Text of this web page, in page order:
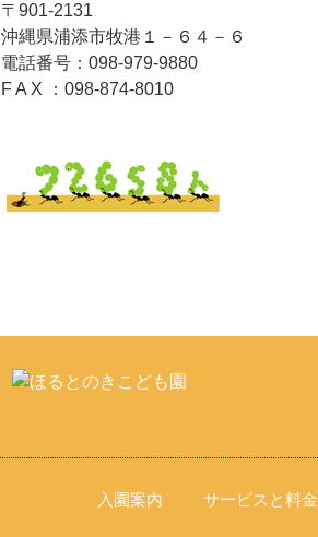
〒901-2131
沖縄県浦添市牧港１－６４－６
電話番号：098-979-9880
F A X ：098-874-8010
入園案内 サービスと料金